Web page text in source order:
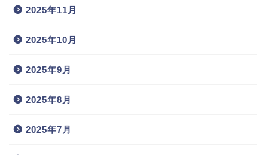
2025年11月
2025年10月
2025年9月
2025年8月
2025年7月